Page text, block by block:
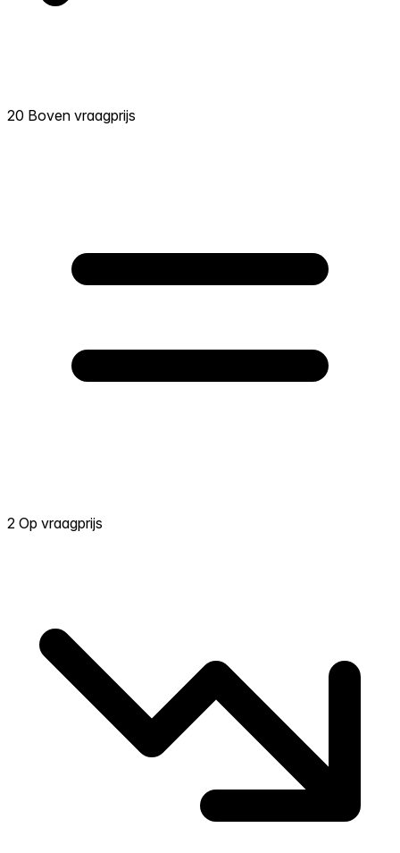
20 Boven vraagprijs
2 Op vraagprijs